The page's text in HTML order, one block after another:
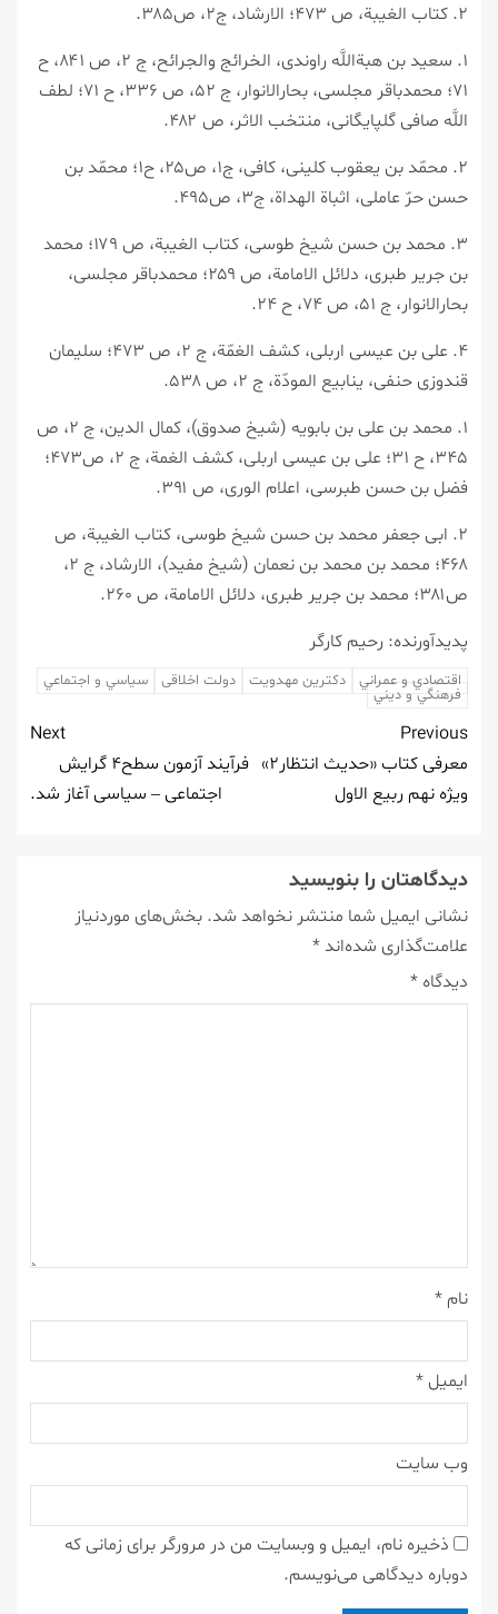
۲. كتاب الغيبة، ص ۴۷۳؛ الارشاد، ج۲، ص۳۸۵.
۱. سعيد بن هبةاللَّه راوندى، الخرائج والجرائح، ج ۲، ص ۸۴۱، ح
۷۱؛ محمدباقر مجلسى، بحارالانوار، ج ۵۲، ص ۳۳۶، ح ۷۱؛ لطف
اللَّه صافى گلپايگانى، منتخب الاثر، ص ۴۸۲.
۲. محمّد بن يعقوب كلينى، كافى، ج۱، ص۲۵، ح۱؛ محمّد بن
حسن حرّ عاملى، اثباة الهداة، ج۳، ص۴۹۵.
۳. محمد بن حسن شيخ طوسى، كتاب الغيبة، ص ۱۷۹؛ محمد
بن جرير طبرى، دلائل الامامة، ص ۲۵۹؛ محمدباقر مجلسى،
بحارالانوار، ج ۵۱، ص ۷۴، ح ۲۴.
۴. على بن عيسى اربلى، كشف الغمّة، ج ۲، ص ۴۷۳؛ سليمان
قندوزى حنفى، ينابيع المودّة، ج ۲، ص ۵۳۸.
۱. محمد بن على بن بابويه (شيخ صدوق)، كمال الدين، ج ۲، ص
۳۴۵، ح ۳۱؛ على بن عيسى اربلى، كشف الغمة، ج ۲، ص۴۷۳؛
فضل بن حسن طبرسى، اعلام الورى، ص ۳۹۱.
۲. ابى جعفر محمد بن حسن شيخ طوسى، كتاب الغيبة، ص
۴۶۸؛ محمد بن محمد بن نعمان (شيخ مفيد)، الارشاد، ج ۲،
ص۳۸۱؛ محمد بن جرير طبرى، دلائل الامامة، ص ۲۶۰.
پدیدآورنده: رحیم كارگر
اقتصادي و عمراني دكترين مهدويت دولت اخلاقی سياسي و اجتماعي
فرهنگي و ديني
Previous
معرفی كتاب «حدیث انتظار۲»
ویژه نهم ربیع الاول
Next
فرآیند آزمون سطح۴ گرایش
اجتماعی – سیاسی آغاز شد.
دیدگاهتان را بنویسید
نشانی ایمیل شما منتشر نخواهد شد. بخش‌های موردنیاز
علامت‌گذاری شده‌اند *
دیدگاه *
نام *
ایمیل *
وب‌ سایت
ذخیره نام، ایمیل و وبسایت من در مرورگر برای زمانی که
دوباره دیدگاهی می‌نویسم.